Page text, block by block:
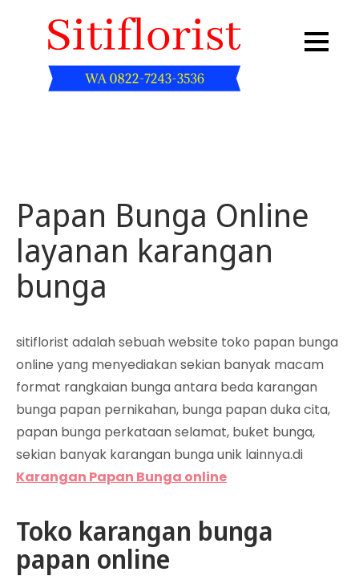
content
Papan Bunga Online
layanan karangan
bunga
sitiflorist adalah sebuah website toko papan bunga
online yang menyediakan sekian banyak macam
format rangkaian bunga antara beda karangan
bunga papan pernikahan, bunga papan duka cita,
papan bunga perkataan selamat, buket bunga,
sekian banyak karangan bunga unik lainnya.di
Karangan Papan Bunga online
Toko karangan bunga
papan online